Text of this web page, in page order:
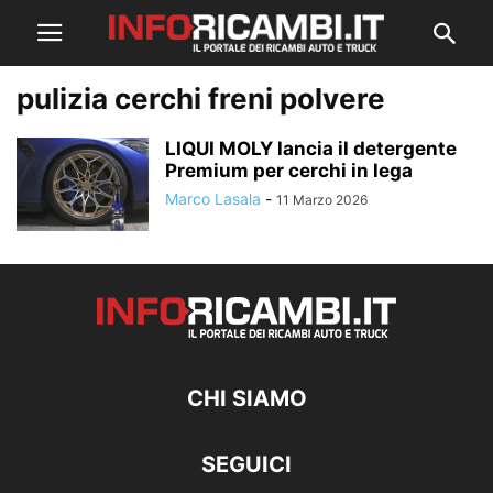
pulizia cerchi freni polvere
LIQUI MOLY lancia il detergente
Premium per cerchi in lega
Marco Lasala - 11 Marzo 2026
CHI SIAMO
SEGUICI